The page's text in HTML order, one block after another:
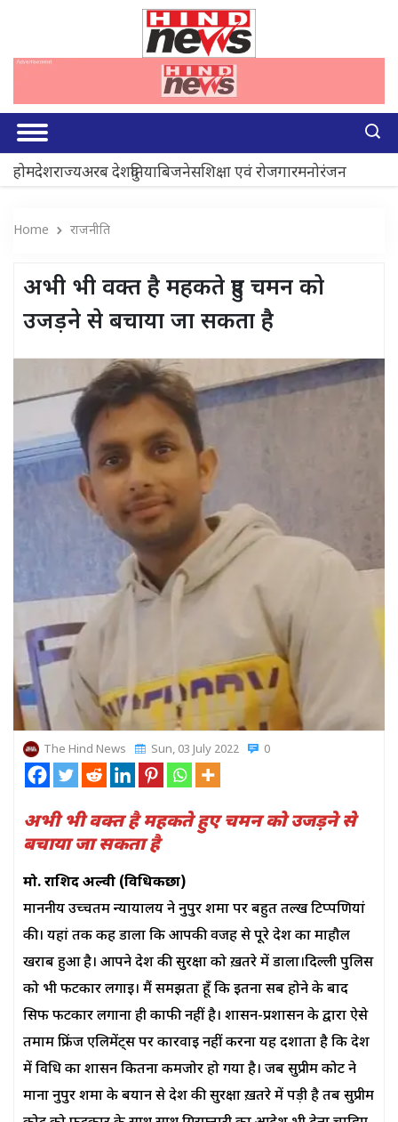
होमदेशराज्यअरब देशदुनियाबिजनेसशिक्षा एवं रोजगारमनोरंजन
Home राजनीति
अभी भी वक्त है महकते हुए चमन को
उजड़ने से बचाया जा सकता है
The Hind News Sun, 03 July 2022 0
अभी भी वक्त है महकते हुए चमन को उजड़ने से
बचाया जा सकता है
मो. राशिद अल्वी (विधिकछात्र)
माननीय उच्चतम न्यायालय ने नुपुर शर्मा पर बहुत तल्ख टिप्पणियां
की। यहां तक कह डाला कि आपकी वजह से पूरे देश का माहौल
खराब हुआ है। आपने देश की सुरक्षा को ख़तरे में डाला।दिल्ली पुलिस
को भी फटकार लगाई। मैं समझता हूँ कि इतना सब होने के बाद
सिर्फ फटकार लगाना ही काफी नहीं है। शासन-प्रशासन के द्वारा ऐसे
तमाम फ्रिंज एलिमेंट्स पर कार्रवाई नहीं करना यह दर्शाता है कि देश
में विधि का शासन कितना कमजोर हो गया है। जब सुप्रीम कोर्ट ने
माना नुपुर शर्मा के बयान से देश की सुरक्षा ख़तरे में पड़ी है तब सुप्रीम